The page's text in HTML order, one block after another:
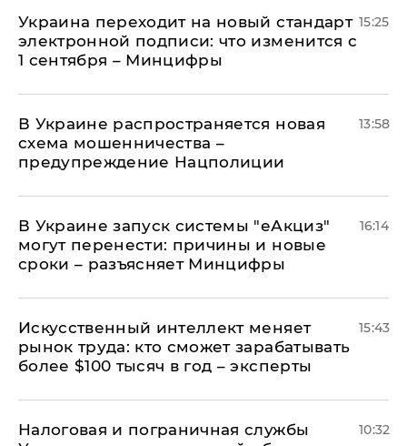
Украина переходит на новый стандарт
электронной подписи: что изменится с
1 сентября – Минцифры
15:25
В Украине распространяется новая
схема мошенничества –
предупреждение Нацполиции
13:58
В Украине запуск системы "еАкциз"
могут перенести: причины и новые
сроки – разъясняет Минцифры
16:14
Искусственный интеллект меняет
рынок труда: кто сможет зарабатывать
более $100 тысяч в год – эксперты
15:43
Налоговая и пограничная службы
10:32